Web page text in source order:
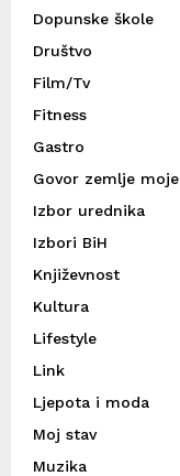
Dopunske škole
Društvo
Film/Tv
Fitness
Gastro
Govor zemlje moje
Izbor urednika
Izbori BiH
Književnost
Kultura
Lifestyle
Link
Ljepota i moda
Moj stav
Muzika